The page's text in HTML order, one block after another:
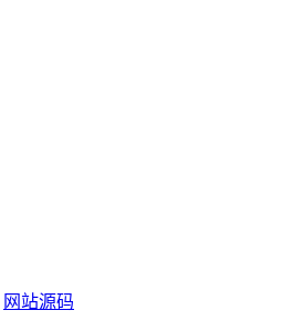
网站源码